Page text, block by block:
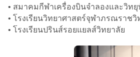
• สมาคมกีฬาเครื่องบินจำลองและวิทยุ
• โรงเรียนวิทยาศาสตร์จุฬาภรณราช
• โรงเรียนปรินส์รอยแยลส์วิทยาลัย